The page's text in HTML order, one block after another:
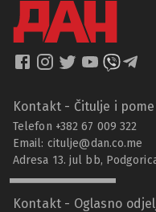
Kontakt - Čitulje i
Telefon +382 67 009 322
Email: citulje@dan.co.me
Adresa 13. jul bb,
Kontakt - Oglasno